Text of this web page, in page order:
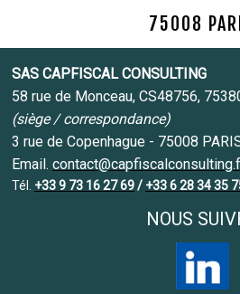
75008
SAS CAPFISCAL CONSULTING
58 rue de Monceau, CS48756,
(siège / correspondance)
3 rue de Copenhague - 75008
Email.
Tél. +33 9 73 16 27 69/ +33 6 28 34 35
NOUS